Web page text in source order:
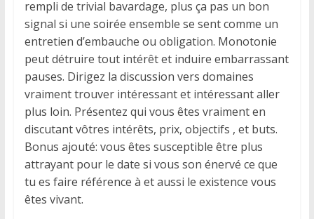
rempli de trivial bavardage, plus ça pas un bon
signal si une soirée ensemble se sent comme un
entretien d’embauche ou obligation. Monotonie
peut détruire tout intérêt et induire embarrassant
pauses. Dirigez la discussion vers domaines
vraiment trouver intéressant et intéressant aller
plus loin. Présentez qui vous êtes vraiment en
discutant vôtres intérêts, prix, objectifs , et buts.
Bonus ajouté: vous êtes susceptible être plus
attrayant pour le date si vous son énervé ce que
tu es faire référence à et aussi le existence vous
êtes vivant.